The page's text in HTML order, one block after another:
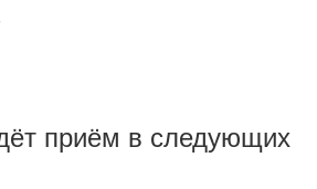
приём в следующих